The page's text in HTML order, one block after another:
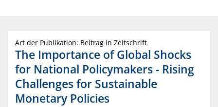
Art der Publikation: Beitrag in Zeitschrift
The Importance of Global Shocks
for National Policymakers - Rising
Challenges for Sustainable
Monetary Policies